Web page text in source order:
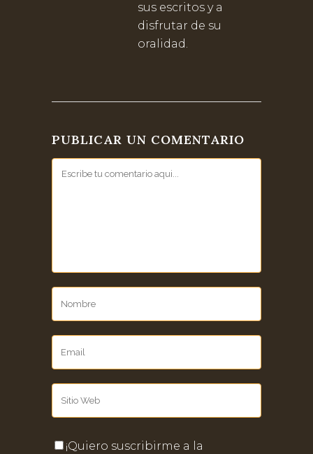
sus escritos y a
disfrutar de su
oralidad.
PUBLICAR UN COMENTARIO
¡Quiero suscribirme a la